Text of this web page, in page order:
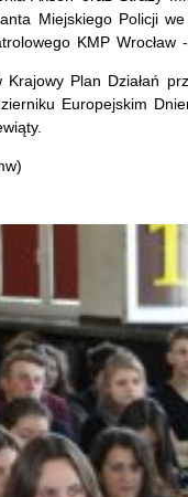
Miejskiego Policji
KMP
Plan Działań
Europejskim